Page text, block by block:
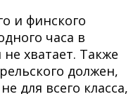
и финского
часа в
хватает. Также
должен,
для всего класса,